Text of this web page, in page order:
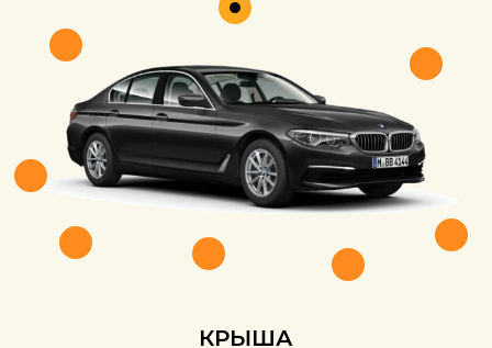
КРЫША